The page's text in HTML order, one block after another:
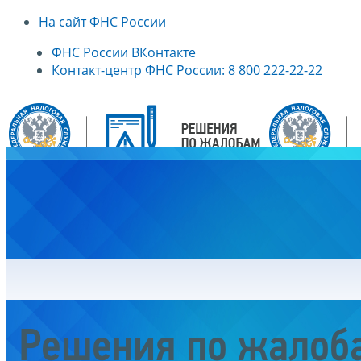
На сайт ФНС России
ФНС России ВКонтакте
Контакт-центр ФНС России: 8 800 222-22-22
Решения по